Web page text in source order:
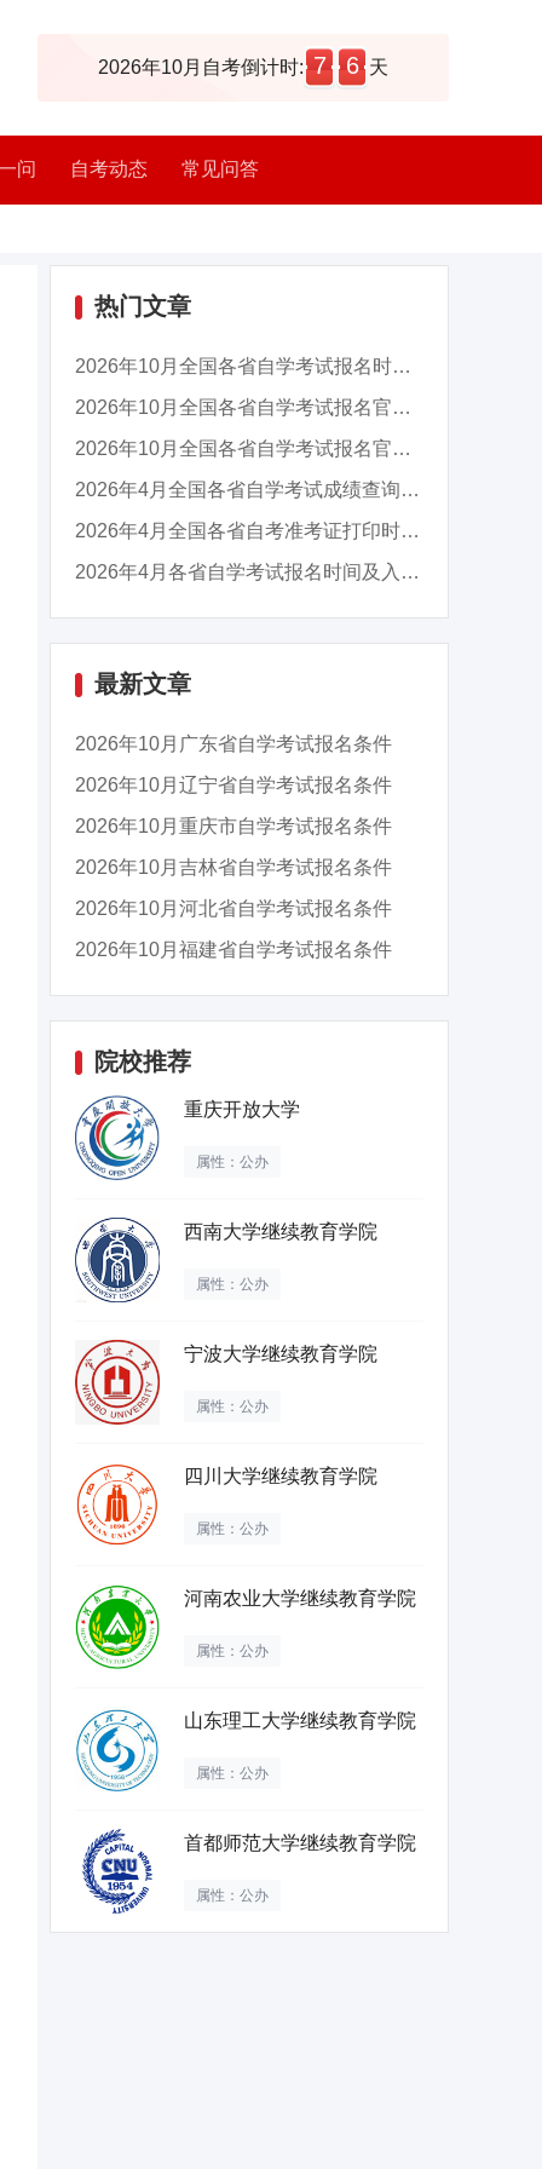
2026年10月自考倒计时: 7 6 天
问 自考动态 常见问答
热门文章
2026年10月全国各省自学考试报名时间及入口汇总
2026年10月全国各省自学考试报名官网入口汇总
2026年10月全国各省自学考试报名官网入口汇总
2026年4月全国各省自学考试成绩查询时间及入口...
2026年4月全国各省自考准考证打印时间及入口汇...
2026年4月各省自学考试报名时间及入口汇总
最新文章
2026年10月广东省自学考试报名条件
2026年10月辽宁省自学考试报名条件
2026年10月重庆市自学考试报名条件
2026年10月吉林省自学考试报名条件
2026年10月河北省自学考试报名条件
2026年10月福建省自学考试报名条件
院校推荐
重庆开放大学
属性：公办
西南大学继续教育学院
属性：公办
宁波大学继续教育学院
属性：公办
四川大学继续教育学院
属性：公办
河南农业大学继续教育学院
属性：公办
山东理工大学继续教育学院
属性：公办
首都师范大学继续教育学院
属性：公办